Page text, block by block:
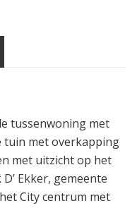
tussenwoning met
tuin met overkapping
met uitzicht op het
Ekker, gemeente
City centrum met